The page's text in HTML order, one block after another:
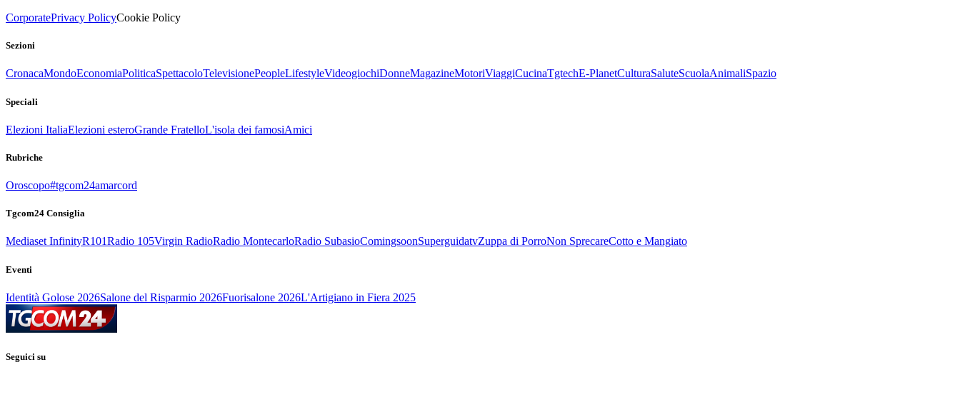
CorporatePrivacy PolicyCookie Policy
Sezioni
CronacaMondoEconomiaPoliticaSpettacoloTelevisionePeopleLifestyleVideogiochiDonneMagazineMotoriViaggiCucinaTgtechE-PlanetCulturaSaluteScuolaAnimaliSpazio
Speciali
Elezioni ItaliaElezioni esteroGrande FratelloL'isola dei famosiAmici
Rubriche
Oroscopo#tgcom24amarcord
Tgcom24 Consiglia
Mediaset InfinityR101Radio 105Virgin RadioRadio MontecarloRadio SubasioComingsoonSuperguidatvZuppa di PorroNon SprecareCotto e Mangiato
Eventi
Identità Golose 2026Salone del Risparmio 2026Fuorisalone 2026L'Artigiano in Fiera 2025
Seguici su